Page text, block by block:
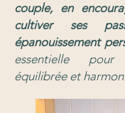
couple, en
cultiver ses
épanouissement
essentielle
équilibrée et